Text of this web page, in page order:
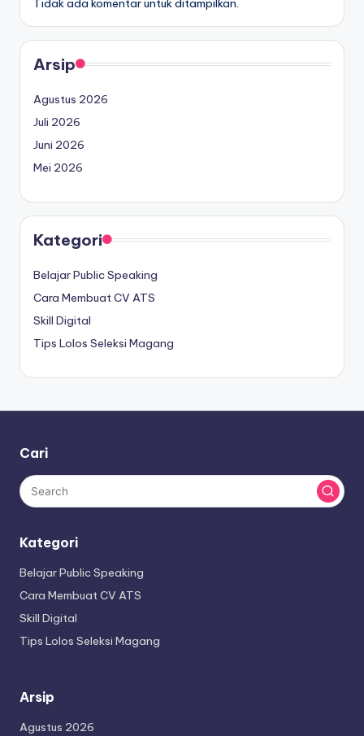
Tidak ada komentar untuk ditampilkan.
Arsip
Agustus 2026
Juli 2026
Juni 2026
Mei 2026
Kategori
Belajar Public Speaking
Cara Membuat CV ATS
Skill Digital
Tips Lolos Seleksi Magang
Cari
Kategori
Belajar Public Speaking
Cara Membuat CV ATS
Skill Digital
Tips Lolos Seleksi Magang
Arsip
Agustus 2026